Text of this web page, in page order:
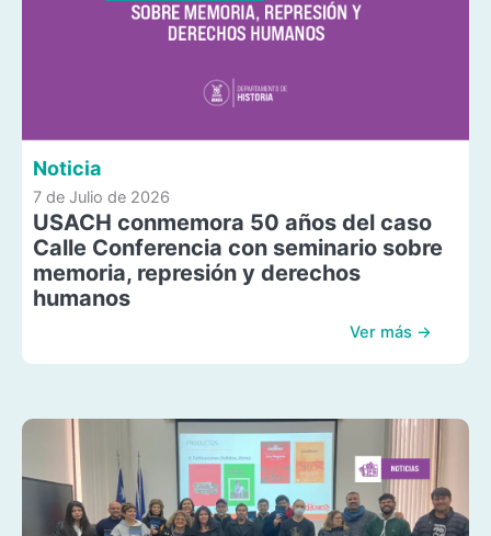
Noticia
7 de Julio de 2026
USACH conmemora 50 años del caso
Calle Conferencia con seminario sobre
memoria, represión y derechos
humanos
Ver más →